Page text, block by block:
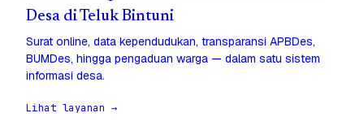
Desa di Teluk Bintuni
Surat online, data kependudukan, transparansi APBDes,
BUMDes, hingga pengaduan warga — dalam satu sistem
informasi desa.
Lihat layanan →